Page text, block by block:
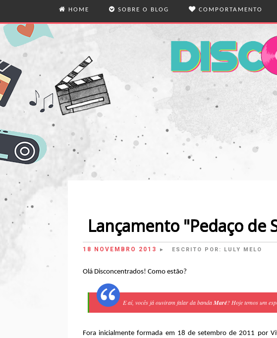
HOME SOBRE O BLOG COMPORTAMENTO
VIDA REAL
VIAGENS
REFLEXÕES
Lançamento "Pedaço de
18 NOVEMBRO 2013 ► ESCRITO POR: LULY MELO
Olá Disconcentrados! Como estão?
E aí, vocês já ouviram falar da bandaMaré? Hoje temos um
Fora inicialmente formada em 18 de setembro de 2011 por